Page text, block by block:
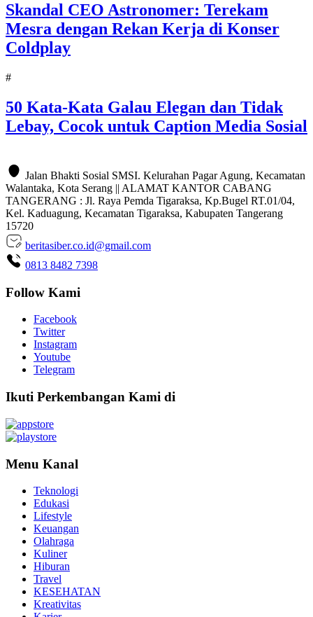
Skandal CEO Astronomer: Terekam
Mesra dengan Rekan Kerja di Konser
Coldplay
#
50 Kata-Kata Galau Elegan dan Tidak
Lebay, Cocok untuk Caption Media Sosial
Jalan Bhakti Sosial SMSI. Kelurahan Pagar Agung, Kecamatan
Walantaka, Kota Serang || ALAMAT KANTOR CABANG
TANGERANG : Jl. Raya Pemda Tigaraksa, Kp.Bugel RT.01/04,
Kel. Kaduagung, Kecamatan Tigaraksa, Kabupaten Tangerang
15720
beritasiber.co.id@gmail.com
0813 8482 7398
Follow Kami
Facebook
Twitter
Instagram
Youtube
Telegram
Ikuti Perkembangan Kami di
Menu Kanal
Teknologi
Edukasi
Lifestyle
Keuangan
Olahraga
Kuliner
Hiburan
Travel
KESEHATAN
Kreativitas